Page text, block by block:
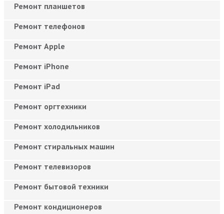
Ремонт планшетов
Ремонт телефонов
Ремонт Apple
Ремонт iPhone
Ремонт iPad
Ремонт оргтехники
Ремонт холодильников
Ремонт стиральных машин
Ремонт телевизоров
Ремонт бытовой техники
Ремонт кондиционеров